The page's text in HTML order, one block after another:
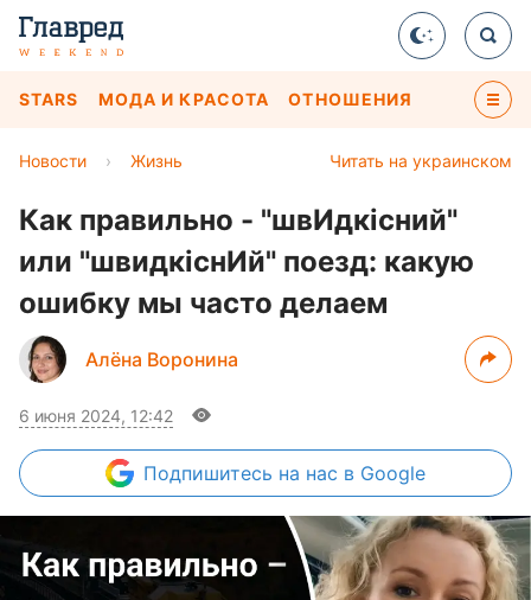
STARS МОДА И КРАСОТА ОТНОШЕНИЯ
Читать на украинском
Новости › Жизнь
Как правильно - "швИдкісний"
или "швидкіснИй" поезд: какую
ошибку мы часто делаем
Алёна Воронина
6 июня 2024, 12:42
Подпишитесь на нас в Google